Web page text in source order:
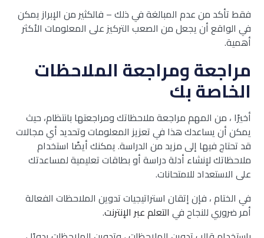
فقط تأكد من عدم المبالغة في ذلك – فالكثير من الإبراز يمكن
في الواقع أن يجعل من الصعب التركيز على المعلومات الأكثر
أهمية.
مراجعة ومراجعة الملاحظات
الخاصة بك
أخيرًا ، من المهم مراجعة ملاحظاتك ومراجعتها بانتظام، حيث
يمكن أن يساعدك هذا في تعزيز المعلومات وتحديد أي مجالات
قد تحتاج فيها إلى مزيد من الدراسة. يمكنك أيضًا استخدام
ملاحظاتك لإنشاء أدلة دراسة أو بطاقات تعليمية لمساعدتك
على الاستعداد للامتحانات.
في الختام ، فإن إتقان استراتيجيات تدوين الملاحظات الفعالة
أمر ضروري للنجاح في التعلم عبر الإنترنت.